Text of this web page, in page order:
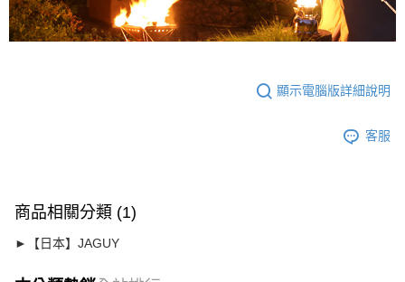
顯示電腦版詳細說明
客服
商品相關分類 (1)
►【日本】JAGUY